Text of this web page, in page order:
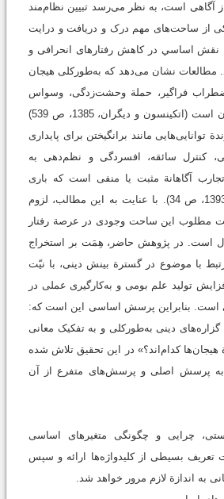
آگاهی است، به نظر می‌رسد تبیین نظام‌مند
از ساحت‌های مهم درک و دریافت و درایت
نقش اساسي در کاهش رفتارهای انحرافی و
مطالعات نشان می‌دهد که به‌طورکلی هیجان
فراگیر، حملة وحشت‌زدگی، وسواس
فکری، تنیدگی و مانند آن است (اتکینسون و دیگران، 1385، ص 539)
توانایی‌هایی مانند برانگیختن برای پایداری
کنترل سائقه‌، افسردگی و نظم‌دهی به
آگاهانة مثبت یا منفی است که باری
احساسی دارد (گلمن، 1393، ص 34). با عنایت به این مطالب، لزوم
مطلوب این ساحت وجودی در عرصة رفتار
است. در پژوهش حاضر، هِمَت بر استخراج
با موضوع در گسترة بینش دینی، با نیّت
تولید علم بومی و به‌کارگیری عملی در
است. بنابراین پرسش اساسی این است که:
دینی به‌طورکلی و به تفکیک معانی
کدام‌اند؟» در این تحقیق تلاش شده
پرسش اصلی و پرسش‌های متفرع از آن
چرايی و چگونگی متغیرهای اساسی
بسیطی از کلیدواژه‌ها ارائه و سپس
به ‌اندازة لازم مرور خواهد شد.